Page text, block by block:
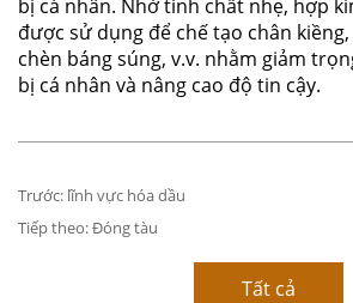
bị cá nhân. Nhờ tính chất nhẹ, hợp
được sử dụng để chế tạo chân
chèn báng súng, v.v. nhằm giảm
bị cá nhân và nâng cao độ tin cậy.
Trước: lĩnh vực hóa dầu
Tiếp theo:Đóng tàu
Tất cả